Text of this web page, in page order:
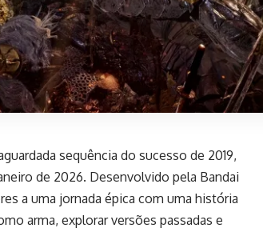
sequência do sucesso de 2019,
de 2026. Desenvolvido pela Bandai
a uma jornada épica com uma história
arma, explorar versões passadas e